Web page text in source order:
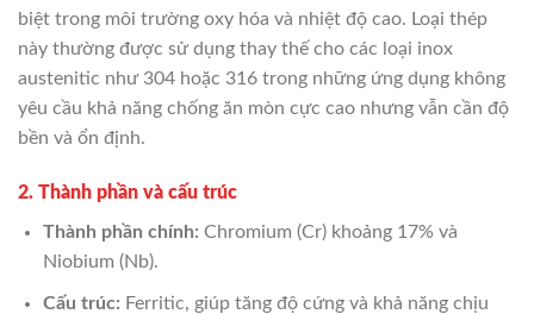
biệt trong môi trường oxy hóa và nhiệt độ cao. Loại thép
này thường được sử dụng thay thế cho các loại inox
austenitic như 304 hoặc 316 trong những ứng dụng không
yêu cầu khả năng chống ăn mòn cực cao nhưng vẫn cần độ
bền và ổn định.
2. Thành phần và cấu trúc
Thành phần chính: Chromium (Cr) khoảng 17% và
Niobium (Nb).
Cấu trúc: Ferritic, giúp tăng độ cứng và khả năng chịu